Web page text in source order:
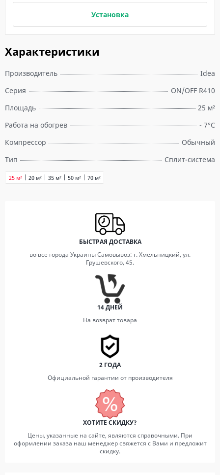
Характеристики
Производитель
Idea
Серия
ON/OFF R410
Площадь
25 м²
Работа на обогрев
- 7°C
Компрессор
Обычный
Тип
Сплит-система
20 м²
25 м² 35 м² 50 м² 70 м²
Установка
БЫСТРАЯ ДОСТАВКА
во все города Украины Самовывоз: г. Хмельницкий, ул.
Грушевского, 45.
14 ДНЕЙ
На возврат товара
2 ГОДА
Официальной гарантии от производителя
ХОТИТЕ СКИДКУ?
Цены, указанные на сайте, являются справочными. При
оформлении заказа наш менеджер свяжется с Вами и предложит
скидку.